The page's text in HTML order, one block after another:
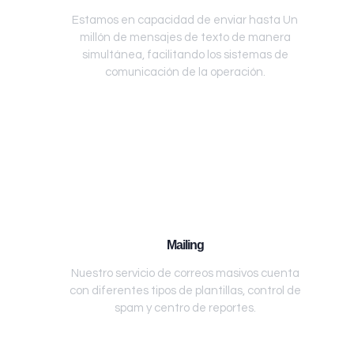
Estamos en capacidad de enviar hasta Un
millón de mensajes de texto de manera
simultánea, facilitando los sistemas de
comunicación de la operación.
Mailing
Nuestro servicio de correos masivos cuenta
con diferentes tipos de plantillas, control de
spam y centro de reportes.